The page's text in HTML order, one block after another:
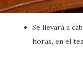
Se llevará a
horas, en el